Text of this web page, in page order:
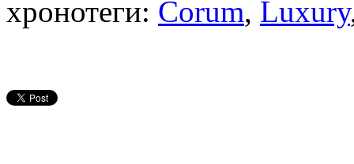
хронотеги: Corum, Luxury